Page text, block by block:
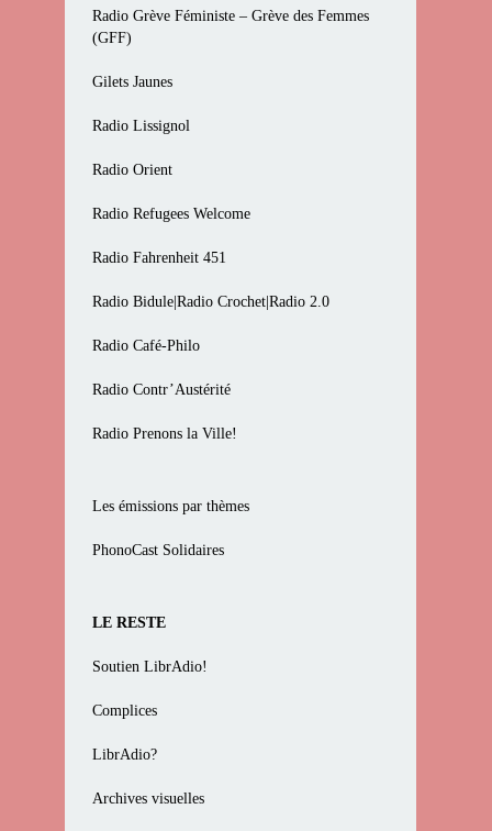
Radio Grève Féministe – Grève des Femmes
(GFF)
Gilets Jaunes
Radio Lissignol
Radio Orient
Radio Refugees Welcome
Radio Fahrenheit 451
Radio Bidule|Radio Crochet|Radio 2.0
Radio Café-Philo
Radio Contr’Austérité
Radio Prenons la Ville!
Les émissions par thèmes
PhonoCast Solidaires
LE RESTE
Soutien LibrAdio!
Complices
LibrAdio?
Archives visuelles